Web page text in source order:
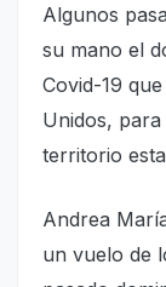
Algunos
su mano el
Covid-19
Unidos,
territorio
Andrea
un vuelo de